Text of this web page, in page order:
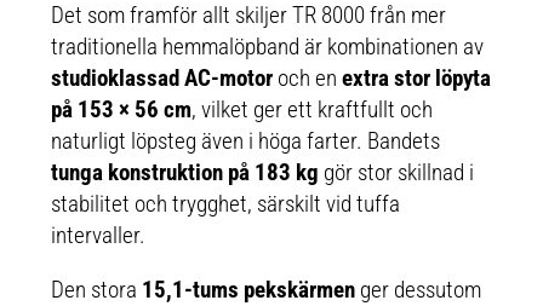
Det som framför allt skiljer TR 8000 från mer
traditionella hemmalöpband är kombinationen av
studioklassad AC-motor och enextra stor löpyta
på 153 × 56 cm, vilket ger ett kraftfullt och
naturligt löpsteg även i höga farter. Bandets
tunga konstruktion på 183 kg gör stor skillnad i
stabilitet och trygghet, särskilt vid tuffa
intervaller.
Den stora 15,1-tums pekskärmen ger dessutom